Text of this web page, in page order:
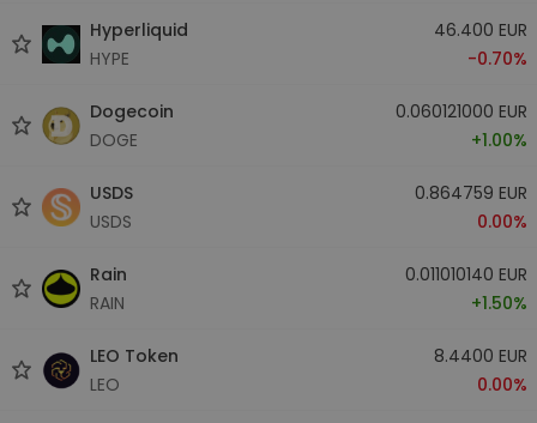
Hyperliquid
HYPE
46.400 EUR
-0.70%
Dogecoin
DOGE
0.060121000 EUR
+1.00%
USDS
USDS
0.864759 EUR
0.00%
Rain
RAIN
0.011010140 EUR
+1.50%
LEO Token
LEO
8.4400 EUR
0.00%